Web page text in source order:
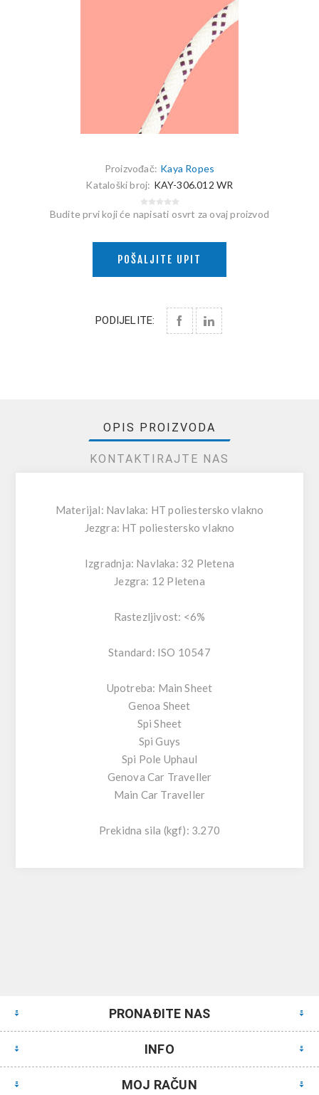
Proizvođač: Kaya Ropes
Kataloški broj: KAY-306.012 WR
Budite prvi koji će napisati osvrt za ovaj proizvod
POŠALJITE UPIT
PODIJELITE:
OPIS PROIZVODA
KONTAKTIRAJTE NAS
Materijal: Navlaka: HT poliestersko vlakno
Jezgra: HT poliestersko vlakno
Izgradnja: Navlaka: 32 Pletena
Jezgra: 12 Pletena
Rastezljivost: <6%
Standard: ISO 10547
Upotreba: Main Sheet
Genoa Sheet
Spi Sheet
Spi Guys
Spi Pole Uphaul
Genova Car Traveller
Main Car Traveller
Prekidna sila (kgf): 3.270
PRONAĐITE NAS
INFO
MOJ RAČUN